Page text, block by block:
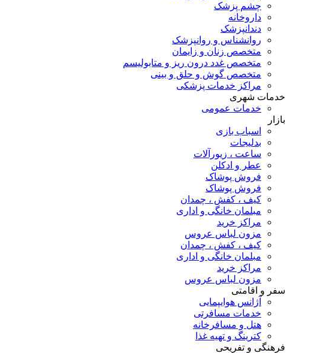
چشم پزشک
داروخانه
دندانپزشک
روانشناس و روانپزشک
متخصص زنان و زایمان
متخصص غدد درون ریز و متابولیسم
متخصص گوش و حلق و بینی
مراکز خدمات پزشکی
خدمات شهری
خدمات عمومی
بازار
اسباب بازی
بدلیجات
ساعت ، زیورآلات
عطر و ادکلن
فروش پوشاک
فروش پوشاک
کیف ، کفش ، چمدان
مبلمان خانگی و اداری
مراکز خرید
مزون لباس عروس
کیف ، کفش ، چمدان
مبلمان خانگی و اداری
مراکز خرید
مزون لباس عروس
سفر و اقامتی
آژانس هوایپمایی
خدمات مسافرتی
هتل و مسافرخانه
کترینگ و تهیه غذا
فرهنگی و تفریحی